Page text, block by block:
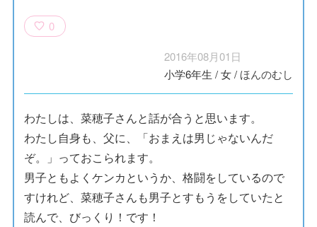
0
2016年08月01日
小学6年生 /女/ほんのむし
わたしは、菜穂子さんと話が合うと思います。
わたし自身も、父に、「おまえは男じゃないんだ
ぞ。」っておこられます。
男子ともよくケンカというか、格闘をしているので
すけれど、菜穂子さんも男子とすもうをしていたと
読んで、びっくり！です！